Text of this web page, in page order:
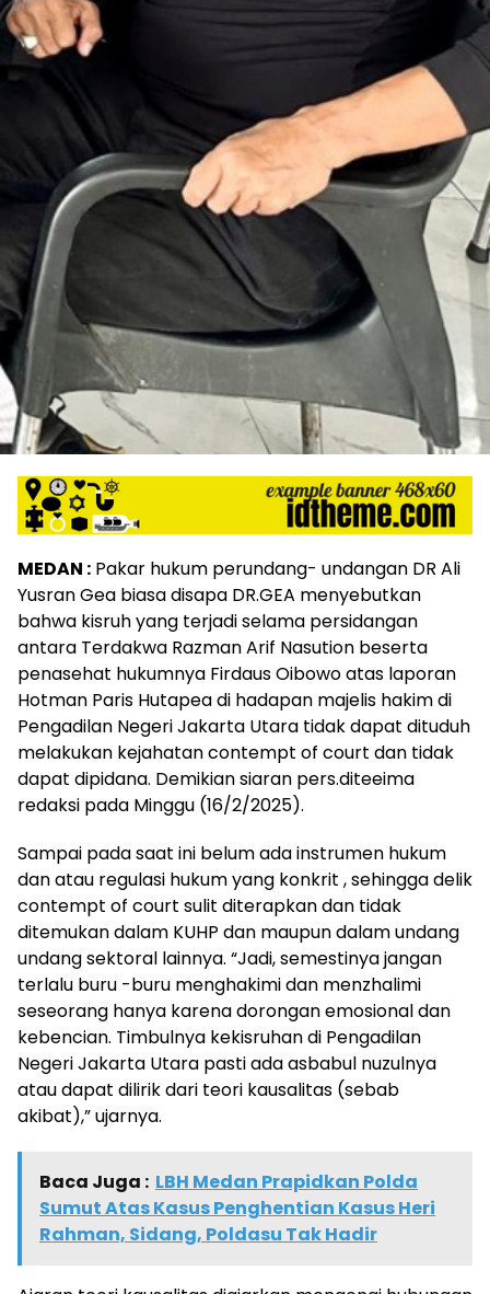
MEDAN : Pakar hukum perundang- undangan DR Ali
Yusran Gea biasa disapa DR.GEA menyebutkan
bahwa kisruh yang terjadi selama persidangan
antara Terdakwa Razman Arif Nasution beserta
penasehat hukumnya Firdaus Oibowo atas laporan
Hotman Paris Hutapea di hadapan majelis hakim di
Pengadilan Negeri Jakarta Utara tidak dapat dituduh
melakukan kejahatan contempt of court dan tidak
dapat dipidana. Demikian siaran pers.diteeima
redaksi pada Minggu (16/2/2025).
Sampai pada saat ini belum ada instrumen hukum
dan atau regulasi hukum yang konkrit , sehingga delik
contempt of court sulit diterapkan dan tidak
ditemukan dalam KUHP dan maupun dalam undang
undang sektoral lainnya. “Jadi, semestinya jangan
terlalu buru -buru menghakimi dan menzhalimi
seseorang hanya karena dorongan emosional dan
kebencian. Timbulnya kekisruhan di Pengadilan
Negeri Jakarta Utara pasti ada asbabul nuzulnya
atau dapat dilirik dari teori kausalitas (sebab
akibat),” ujarnya.
Baca Juga : LBH Medan Prapidkan Polda
Sumut Atas Kasus Penghentian Kasus Heri
Rahman, Sidang, Poldasu Tak Hadir